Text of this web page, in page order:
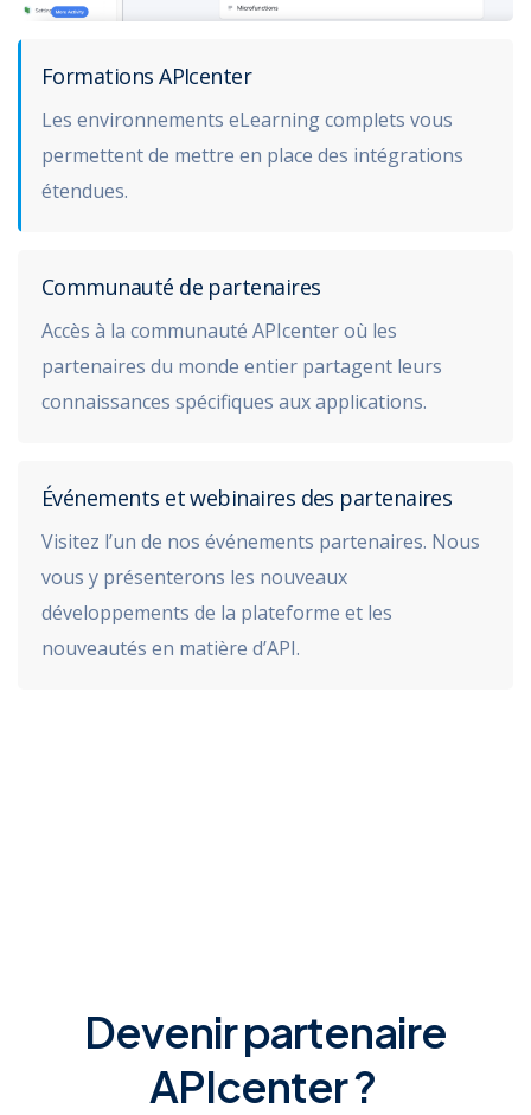
Formations APIcenter
Les environnements eLearning complets vous
permettent de mettre en place des intégrations
étendues.
Communauté de partenaires
Accès à la communauté APIcenter où les
partenaires du monde entier partagent leurs
connaissances spécifiques aux applications.
Événements et webinaires des partenaires
Visitez l’un de nos événements partenaires. Nous
vous y présenterons les nouveaux
développements de la plateforme et les
nouveautés en matière d’API.
Devenir partenaire
APIcenter ?